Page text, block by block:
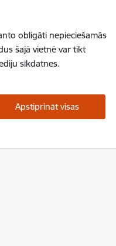
obligāti nepieciešamās
šajā vietnē var tikt
sīkdatnes.
Apstiprināt visas